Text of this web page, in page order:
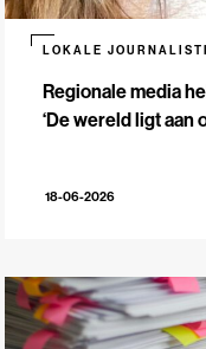
Regionale media
‘De wereld ligt aan
LOKALE
18-06-2026